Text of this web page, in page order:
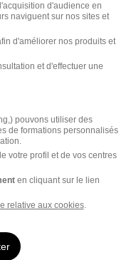
d'audience en
naviguent sur nos sites et
d'améliorer nos produits et
et d'effectuer une
pouvons utiliser des
de formations personnalisés
votre profil et de vos centres
en cliquant sur le lien
relative aux cookies.